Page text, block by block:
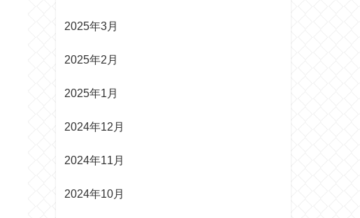
2025年3月
2025年2月
2025年1月
2024年12月
2024年11月
2024年10月